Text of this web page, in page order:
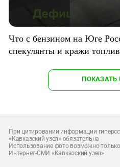
Что с бензином на Юге
спекулянты и кражи
ПОКАЗАТЬ
При цитировании информации
«Кавказский узел» обязательна
Использование фото возможно
Интернет-СМИ «Кавказский узел»